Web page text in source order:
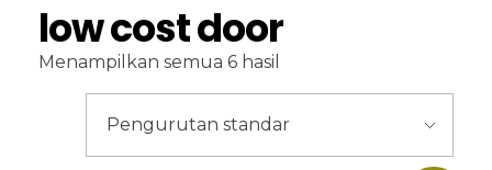
low cost door
Menampilkan semua 6 hasil